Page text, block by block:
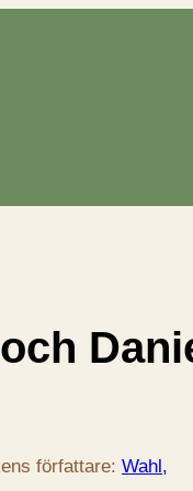
författare: Wahl,